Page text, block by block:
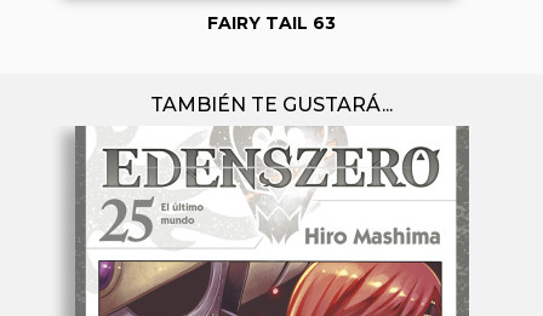
FAIRY TAIL 63
TAMBIÉN TE GUSTARÁ...